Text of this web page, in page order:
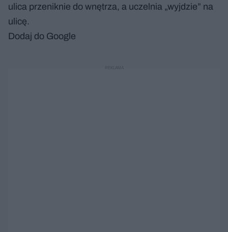
ulica przeniknie do wnętrza, a uczelnia „wyjdzie” na
ulicę.
Dodaj do Google